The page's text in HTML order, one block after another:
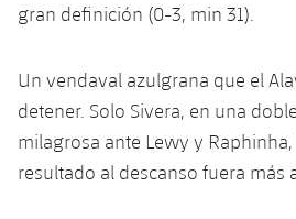
Resultados
Clasificaciones
Calendario
Resultados
Clasificaciones
Hockey Hierba Masculino
Hockey Hierba Femenino
Plantilla
Agenda
plusicon
más
Actualidad
plusicon
más
gran definición (0-3, min 31).
Un vendaval azulgrana que el
detener. Solo Sivera, en una
milagrosa ante Lewy y
resultado al descanso fuera más